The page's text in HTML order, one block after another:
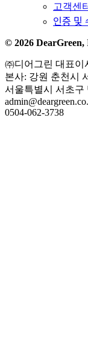
고객센
인증 및
© 2026 DearGreen,
㈜디어그린 대표이
본사: 강원 춘천시
서울특별시 서초구
0504-062-3738